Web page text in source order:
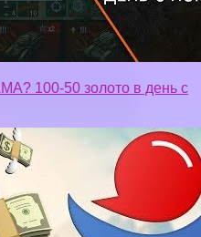
100-50 золото в день с